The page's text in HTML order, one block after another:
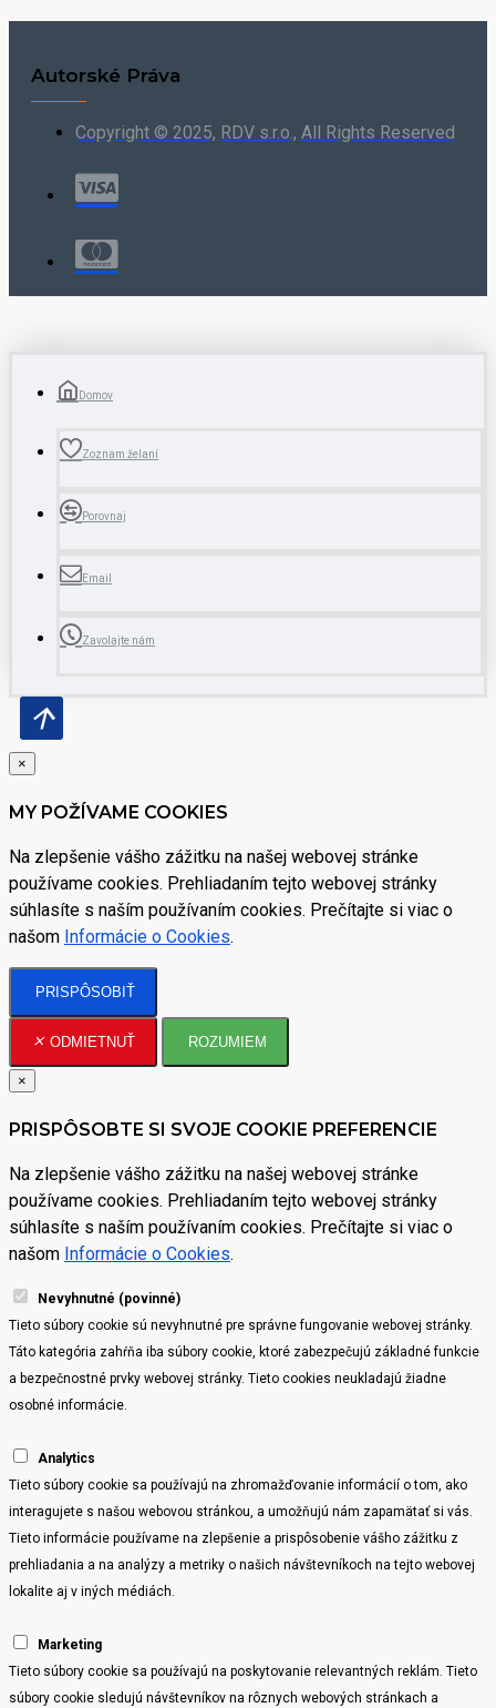
Autorské Práva
Copyright © 2025, RDV s.r.o., All Rights Reserved
Domov
Zoznam želaní
Porovnaj
Email
Zavolajte nám
×
MY POŽÍVAME COOKIES
Na zlepšenie vášho zážitku na našej webovej stránke
používame cookies. Prehliadaním tejto webovej stránky
súhlasíte s naším používaním cookies. Prečítajte si viac o
našom Informácie o Cookies.
PRISPÔSOBIŤ
ODMIETNUŤ ROZUMIEM
×
PRISPÔSOBTE SI SVOJE COOKIE PREFERENCIE
Na zlepšenie vášho zážitku na našej webovej stránke
používame cookies. Prehliadaním tejto webovej stránky
súhlasíte s naším používaním cookies. Prečítajte si viac o
našom Informácie o Cookies.
Nevyhnutné (povinné)
Tieto súbory cookie sú nevyhnutné pre správne fungovanie webovej stránky.
Táto kategória zahŕňa iba súbory cookie, ktoré zabezpečujú základné funkcie
a bezpečnostné prvky webovej stránky. Tieto cookies neukladajú žiadne
osobné informácie.
Analytics
Tieto súbory cookie sa používajú na zhromažďovanie informácií o tom, ako
interagujete s našou webovou stránkou, a umožňujú nám zapamätať si vás.
Tieto informácie používame na zlepšenie a prispôsobenie vášho zážitku z
prehliadania a na analýzy a metriky o našich návštevníkoch na tejto webovej
lokalite aj v iných médiách.
Marketing
Tieto súbory cookie sa používajú na poskytovanie relevantných reklám. Tieto
súbory cookie sledujú návštevníkov na rôznych webových stránkach a